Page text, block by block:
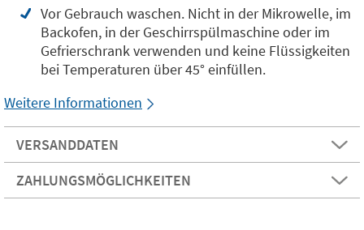
Vor Gebrauch waschen. Nicht in der Mikrowelle, im
Backofen, in der Geschirrspülmaschine oder im
Gefrierschrank verwenden und keine Flüssigkeiten
bei Temperaturen über 45° einfüllen.
Weitere Informationen
VERSANDDATEN
ZAHLUNGSMÖGLICHKEITEN